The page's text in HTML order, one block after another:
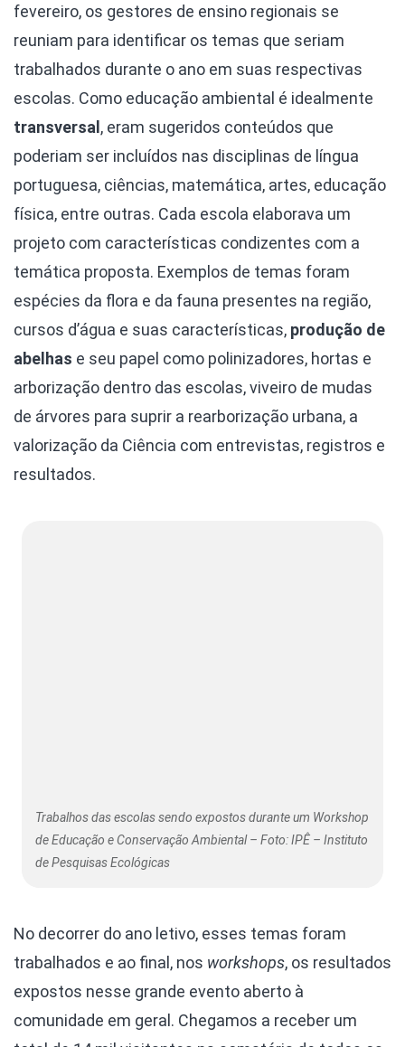
fevereiro, os gestores de ensino regionais se
reuniam para identificar os temas que seriam
trabalhados durante o ano em suas respectivas
escolas. Como educação ambiental é idealmente
transversal, eram sugeridos conteúdos que
poderiam ser incluídos nas disciplinas de língua
portuguesa, ciências, matemática, artes, educação
física, entre outras. Cada escola elaborava um
projeto com características condizentes com a
temática proposta. Exemplos de temas foram
espécies da flora e da fauna presentes na região,
cursos d’água e suas características, produção de
abelhas e seu papel como polinizadores, hortas e
arborização dentro das escolas, viveiro de mudas
de árvores para suprir a rearborização urbana, a
valorização da Ciência com entrevistas, registros e
resultados.
Trabalhos das escolas sendo expostos durante um Workshop
de Educação e Conservação Ambiental – Foto: IPÊ – Instituto
de Pesquisas Ecológicas
No decorrer do ano letivo, esses temas foram
trabalhados e ao final, nos workshops, os resultados
expostos nesse grande evento aberto à
comunidade em geral. Chegamos a receber um